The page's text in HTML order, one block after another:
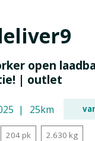
open
| outlet
25km
204 pk 2.630 kg